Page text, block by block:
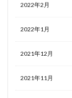
2022年2月
2022年1月
2021年12月
2021年11月